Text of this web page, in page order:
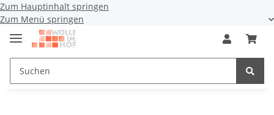
Zum Hauptinhalt springen
Zum Menü springen